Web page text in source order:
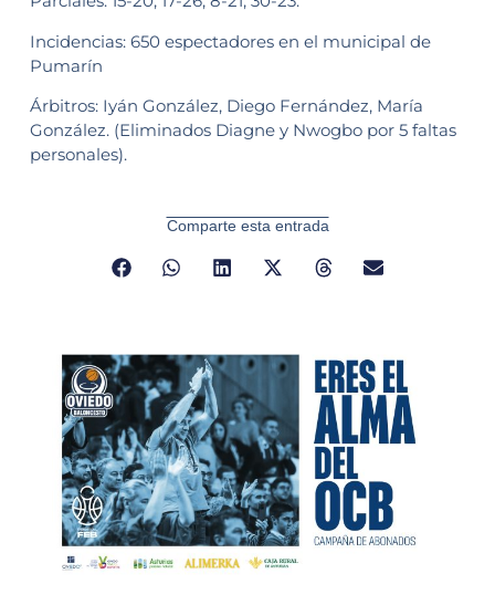
Incidencias: 650 espectadores en el municipal de
Pumarín
Árbitros: Iyán González, Diego Fernández, María
González. (Eliminados Diagne y Nwogbo por 5 faltas
personales).
Comparte esta entrada